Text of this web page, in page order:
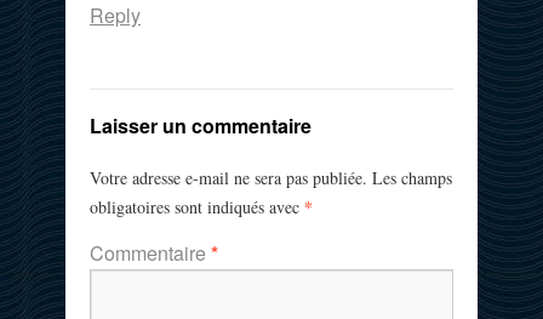
Reply
Laisser un commentaire
Votre adresse e-mail ne sera pas publiée. Les champs
obligatoires sont indiqués avec *
Commentaire *